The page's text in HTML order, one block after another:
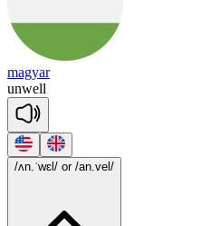
magyar
unwell
/ʌn.ˈwɛl/ or /an.vel/